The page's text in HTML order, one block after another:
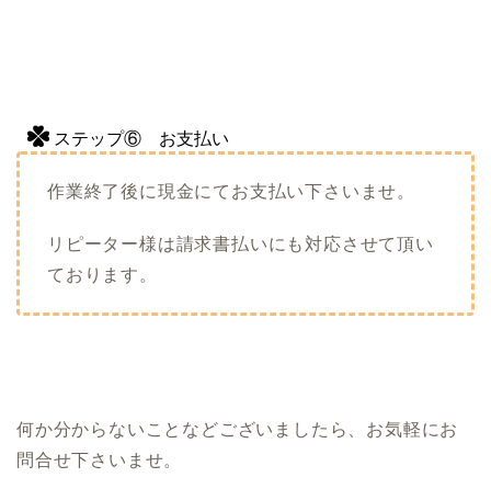
ステップ⑥ お支払い
作業終了後に現金にてお支払い下さいませ。
リピーター様は請求書払いにも対応させて頂い
ております。
何か分からないことなどございましたら、お気軽にお
問合せ下さいませ。